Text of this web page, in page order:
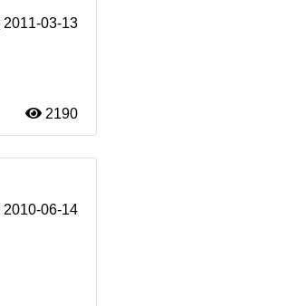
2011-03-13
2190
2010-06-14